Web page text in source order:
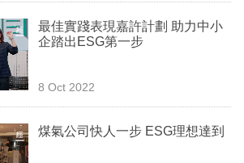
最佳實踐表現嘉許計劃 助力中小
企踏出ESG第一步
8 Oct 2022
煤氣公司快人一步 ESG理想達到